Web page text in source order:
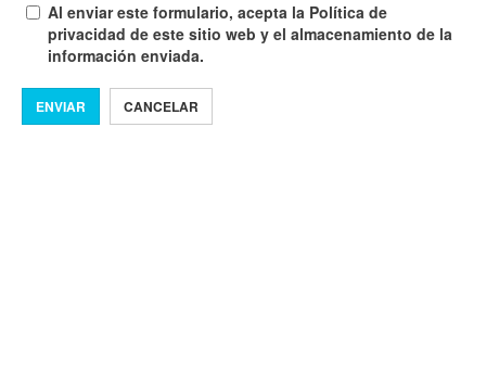
Al enviar este formulario, acepta la Política de
privacidad de este sitio web y el almacenamiento de la
información enviada.
ENVIAR CANCELAR